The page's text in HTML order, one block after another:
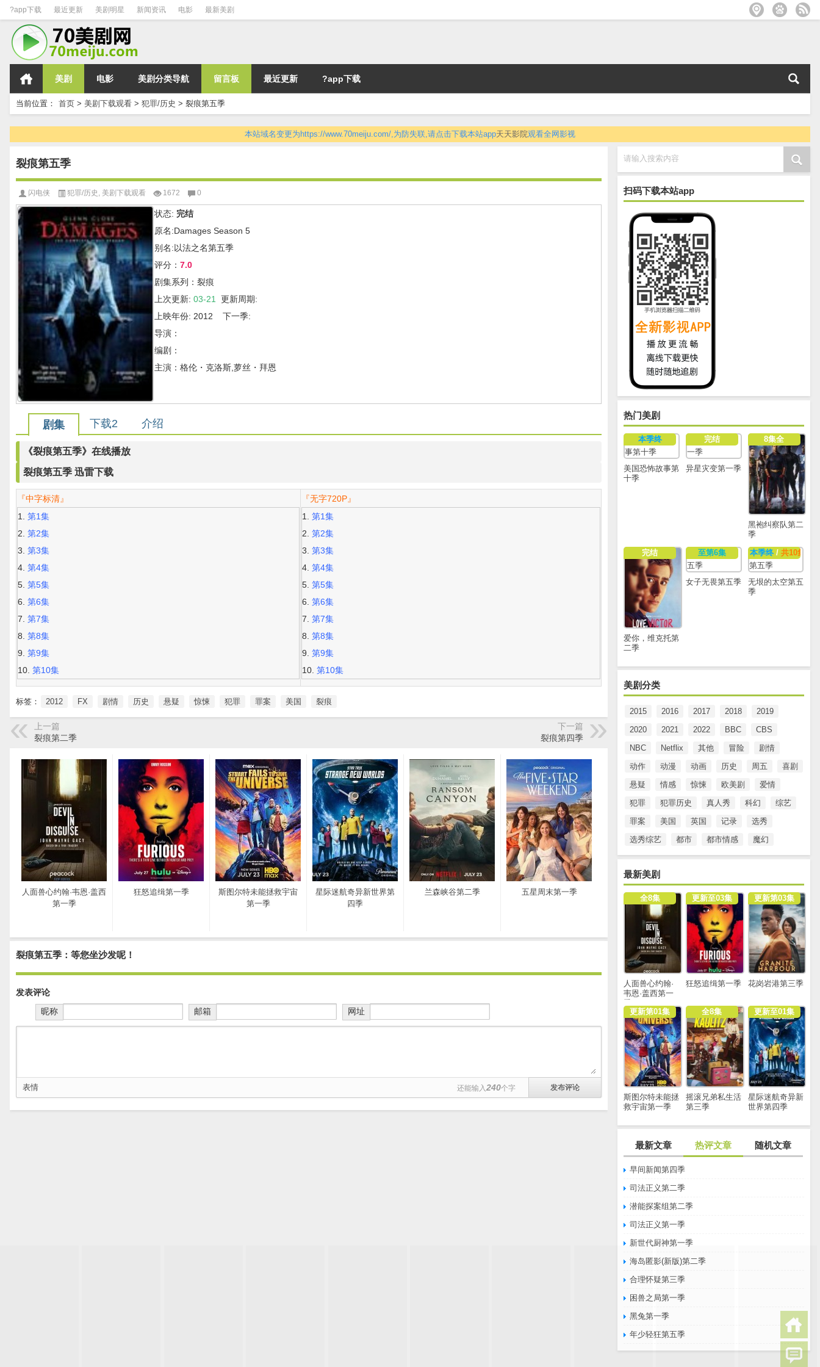
?app下载 最近更新 美剧明星 新闻资讯 电影 最新美剧
美剧 电影 美剧分类导航 留言板 最近更新 ?app下载
当前位置： 首页 > 美剧下载观看 > 犯罪/历史 > 裂痕第五季
本站域名变更为https://www.70meiju.com/,为防失联,请点击下载本站app天天影院观看全网影视
请输入搜索内容
扫码下载本站app
热门美剧
本季终
美国恐怖故事第
十季
完结
异星灾变第一季
8集全
黑袍纠察队第二
季
完结
爱你，维克托第
二季
至第6集
女子无畏第五季
本季终/ 共10集
无垠的太空第五
季
美剧分类
2015 2016 2017 2018
2019
2020
2021 2022 BBC
CBS
NBC
Netflix 其他 冒险
剧情
动作
动漫 动画 历史 周五
喜剧
悬疑
情感 惊悚 欧美剧
爱情
犯罪
犯罪历史 真人秀 科幻
综艺
罪案
美国 英国 记录
选秀
选秀综艺
都市 都市情感 魔幻
最新美剧
全8集
人面兽心约翰·
韦恩·盖西第一
季
更新至03集
狂怒追缉第一季
更新第03集
花岗岩港第三季
更新第01集
斯图尔特未能拯
救宇宙第一季
全8集
摇滚兄弟私生活
第三季
更新至01集
星际迷航奇异新
世界第四季
最新文章 热评文章 随机文章
早间新闻第四季
司法正义第二季
潜能探案组第二季
司法正义第一季
新世代厨神第一季
海岛匿影(新版)第二季
合理怀疑第三季
困兽之局第一季
黑兔第一季
年少轻狂第五季
裂痕第五季
闪电侠 犯罪/历史 美剧下载观看 1672 0
状态: 完结
原名:Damages Season 5
别名:以法之名第五季
评分： 7.0
剧集系列：裂痕
上次更新: 03-21
更新周期:
上映年份: 2012 下一季:
导演：
编剧：
主演：格伦・克洛斯,萝丝・拜恩
剧集 下载2 介绍
《裂痕第五季》在线播放
裂痕第五季 迅雷下载
『中字标清』
第1集
第2集
第3集
第4集
第5集
第6集
第7集
第8集
第9集
第10集
『无字720P』
第1集
第2集
第3集
第4集
第5集
第6集
第7集
第8集
第9集
第10集
标签： 2012 FX 剧情 历史 悬疑 惊悚 犯罪 罪案 美国 裂痕
上一篇
裂痕第二季
下一篇
裂痕第四季
人面兽心约翰·韦恩·盖西
第一季
狂怒追缉第一季
斯图尔特未能拯救宇宙
第一季
星际迷航奇异新世界第
四季
兰森峡谷第二季 五星周末第一季
裂痕第五季：等您坐沙发呢！
发表评论
昵称
邮箱 网址
表情 还能输入240个字